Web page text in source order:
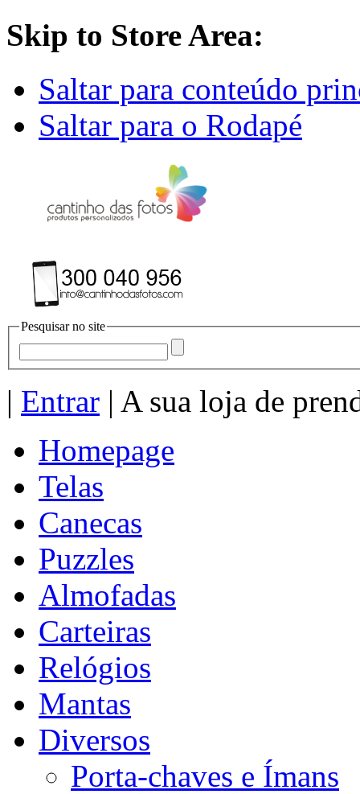
Skip to Store Area:
Saltar para conteúdo
Saltar para o Rodapé
Pesquisar no site
| Entrar | A sua loja de
Homepage
Telas
Canecas
Puzzles
Almofadas
Carteiras
Relógios
Mantas
Diversos
Porta-chaves e Ímans